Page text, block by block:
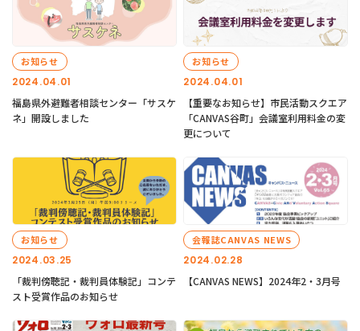
2024.04.01
お知らせ
福島県外避難者相談センター「サスケ
ネ」開設しました
2024.04.01
お知らせ
【重要なお知らせ】市民活動スクエア
「CANVAS谷町」会議室利用料金の変
更について
2024.03.25
お知らせ
「裁判傍聴記・裁判員体験記」コンテ
スト受賞作品のお知らせ
2024.02.28
会報誌CANVAS NEWS
【CANVAS NEWS】2024年2・3月号